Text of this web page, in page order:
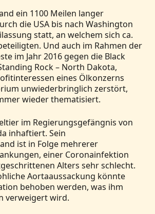
ein 1100 Meilen langer
die USA bis nach Washington
statt, an welchem sich ca.
Und auch im Rahmen der
im Jahr 2016 gegen die Black
Rock – North Dakota,
eines Ölkonzerns
unwiederbringlich zerstört,
wieder thematisiert.
im Regierungsgefängnis von
inhaftiert. Sein
ist in Folge mehrerer
einer Coronainfektion
Alters sehr schlecht.
Aortaaussackung könnte
behoben werden, was ihm
verweigert wird.